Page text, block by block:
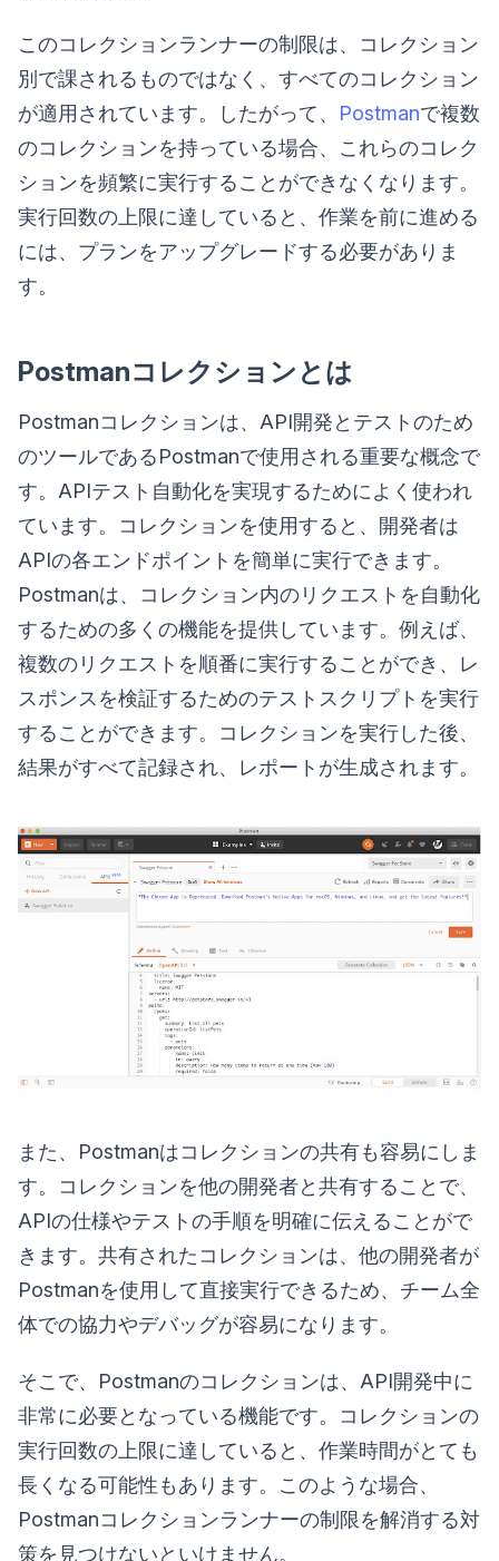
このコレクションランナーの制限は、コレクション
別で課されるものではなく、すべてのコレクション
が適用されています。したがって、 Postmanで複数
のコレクションを持っている場合、これらのコレク
ションを頻繁に実行することができなくなります。
実行回数の上限に達していると、作業を前に進める
には、プランをアップグレードする必要がありま
す。
Postmanコレクションとは
Postmanコレクションは、API開発とテストのため
のツールであるPostmanで使用される重要な概念で
す。APIテスト自動化を実現するためによく使われ
ています。コレクションを使用すると、開発者は
APIの各エンドポイントを簡単に実行できます。
Postmanは、コレクション内のリクエストを自動化
するための多くの機能を提供しています。例えば、
複数のリクエストを順番に実行することができ、レ
スポンスを検証するためのテストスクリプトを実行
することができます。コレクションを実行した後、
結果がすべて記録され、レポートが生成されます。
また、Postmanはコレクションの共有も容易にしま
す。コレクションを他の開発者と共有することで、
APIの仕様やテストの手順を明確に伝えることがで
きます。共有されたコレクションは、他の開発者が
Postmanを使用して直接実行できるため、チーム全
体での協力やデバッグが容易になります。
そこで、Postmanのコレクションは、API開発中に
非常に必要となっている機能です。コレクションの
実行回数の上限に達していると、作業時間がとても
長くなる可能性もあります。このような場合、
Postmanコレクションランナーの制限を解消する対
策を見つけないといけません。